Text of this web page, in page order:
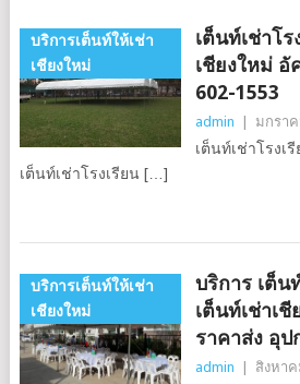
บริการเต็นท์ให้เช่า
เชียงใหม่
เต็นท์เช่าโ
เชียงใหม่ อั
602-1553
admin มกราค
เต็นท์เช่าโรงเ
เต็นท์เช่าโรงเรียน […]
บริการเต็นท์ให้เช่า
เชียงใหม่
บริการ เต็น
เต็นท์เช่าเ
ราคาส่ง อุ
admin สิงหาค